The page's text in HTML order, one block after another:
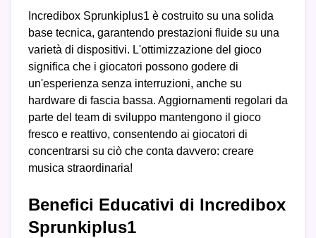
Incredibox Sprunkiplus1 è costruito su una solida
base tecnica, garantendo prestazioni fluide su una
varietà di dispositivi. L'ottimizzazione del gioco
significa che i giocatori possono godere di
un'esperienza senza interruzioni, anche su
hardware di fascia bassa. Aggiornamenti regolari da
parte del team di sviluppo mantengono il gioco
fresco e reattivo, consentendo ai giocatori di
concentrarsi su ciò che conta davvero: creare
musica straordinaria!
Benefici Educativi di Incredibox
Sprunkiplus1